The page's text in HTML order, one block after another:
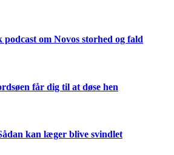
om Novos storhed og fald
får dig til at døse hen
kan læger blive svindlet